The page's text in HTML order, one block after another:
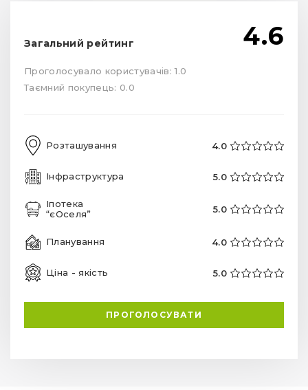
Загальний рейтинг 4.6
Проголосувало користувачів: 1.0
Таємний покупець: 0.0
Розташування 4.0
Інфраструктура 5.0
Іпотека
“єОселя”
5.0
Планування 4.0
Ціна - якість 5.0
ПРОГОЛОСУВАТИ